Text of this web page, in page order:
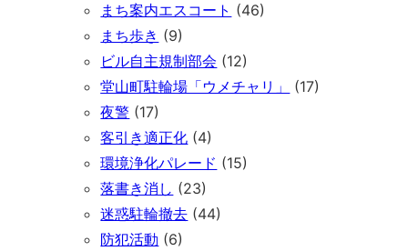
まち案内エスコート (46)
まち歩き (9)
ビル自主規制部会 (12)
堂山町駐輪場「ウメチャリ」
(17)
夜警 (17)
客引き適正化 (4)
環境浄化パレード (15)
落書き消し (23)
迷惑駐輪撤去 (44)
防犯活動 (6)